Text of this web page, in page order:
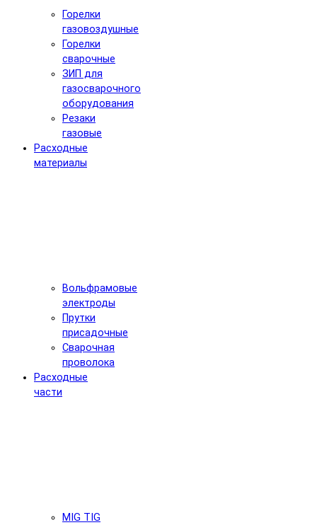
Горелки
газовоздушные
Горелки
сварочные
ЗИП для
газосварочного
оборудования
Резаки
газовые
Расходные
материалы
Вольфрамовые
электроды
Прутки
присадочные
Сварочная
проволока
Расходные
части
MIG TIG